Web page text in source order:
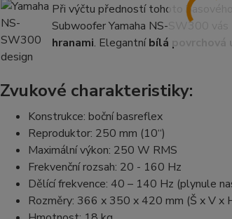
Při výčtu předností tohoto
Subwoofer Yamaha NS-SW300
hranami. Elegantníbílá povrchová
Zvukové charakteristiky:
Konstrukce: boční basreflex
Reproduktor: 250 mm (10“)
Maximální výkon: 250 W RMS
Frekvenční rozsah: 20 - 160 Hz
Dělící frekvence: 40 – 140 Hz (plynule
Rozměry: 366 x 350 x 420 mm (Š x V x